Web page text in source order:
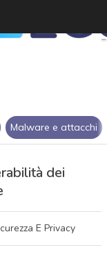
Malware e attacchi
dei
E Privacy